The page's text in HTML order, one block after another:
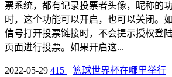
票系统，都有记录投票者头像，昵称的
时，这个功能可以开启，也可以关闭。
信号打开投票链接时，不会提示授权登
页面进行投票。如果开启这...
2022-05-29 415 篮球世界杯在哪里举行